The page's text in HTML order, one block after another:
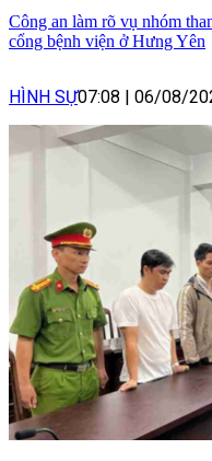
Công an làm rõ vụ nhóm
cổng bệnh viện ở Hưng Yên
HÌNH SỰ07:08 06/08/